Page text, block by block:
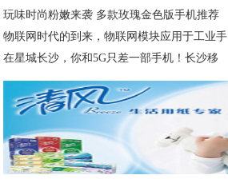
玩味时尚粉嫩来袭 多款玫瑰金色版手机推荐
物联网时代的到来，物联网模块应用于工业手
在星城长沙，你和5G只差一部手机！长沙移